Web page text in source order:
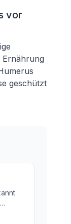
vor
Ernährung
geschützt
mehr